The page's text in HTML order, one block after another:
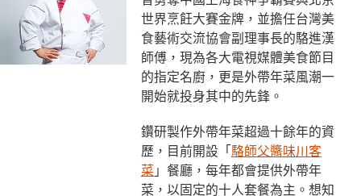
世界烹飪大賽金牌，並擔任台灣美
食藝術交流協會副理事長的駱進漢
師傅，現為各大電視媒體美食節目
的指定名廚，更是外帶年菜風潮一
開始就投身其中的先鋒。
鑽研製作外帶年菜超過十餘年的資
歷，目前開設「駱師父醬味川客
菜 」餐廳，每年都會提供外帶年
菜，以固定的十人套餐為主。想知